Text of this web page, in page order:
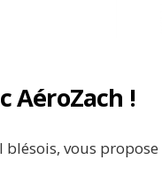
AéroZach !
blésois, vous